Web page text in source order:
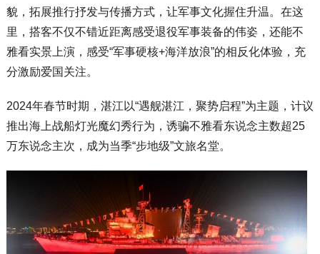
貌，拓展推行抒发与传播方式，让军事文化握住升温。在这
里，搭客不仅不错近距离感受退役军事装备的伟姿，还能不
雅看实景上演，感受“军事硬核+海洋放浪”的相反化体验，充
分激励爱国关注。
2024年春节时期，湛江以“遇舰湛江，聚势启程”为主题，计议
推出海上战船灯光魔幻秀行为，诱骗不雅看东说念主数超25
万东说念主次，成为当季“步地级”文旅名堂。